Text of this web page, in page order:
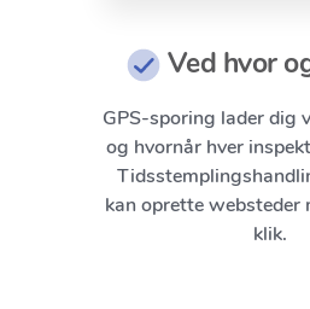
Ved hvor
GPS-sporing lader dig
og hvornår hver
kan oprette websteder
klik.